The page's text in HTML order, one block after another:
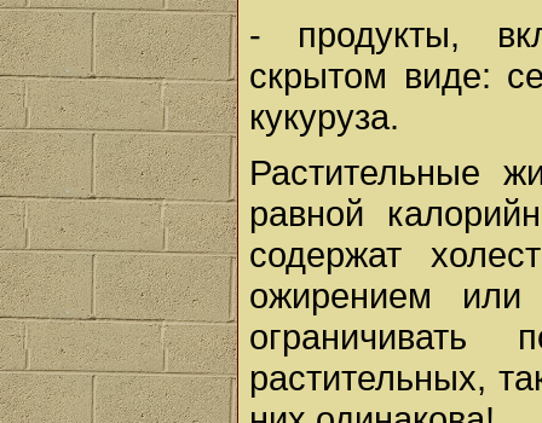
- продукты,
скрытом виде:
кукуруза.
Растительные
равной
содержат
ожирением или
растительных,